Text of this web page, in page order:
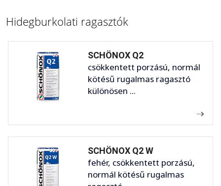
Hidegburkolati ragasztók
SCHÖNOX Q2
csökkentett porzású, normál
kötésű rugalmas ragasztó
különösen ...
SCHÖNOX Q2 W
fehér, csökkentett porzású,
normál kötésű rugalmas